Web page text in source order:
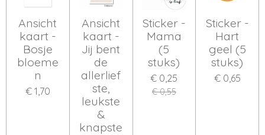
Ansicht
kaart -
Bosje
bloeme
n
€ 1,70
Ansicht
kaart -
Jij bent
de
allerlief
ste,
leukste
&
knapste
Sticker -
Mama
(5
stuks)
€ 0,25
€ 0,55
Sticker -
Hart
geel (5
stuks)
€ 0,65